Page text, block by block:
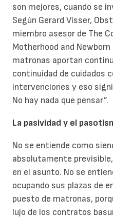
son mejores, cuando se
Según Gerard Visser,
miembro asesor de The
Motherhood and Newborn
matronas aportan
continuidad de cuidados
intervenciones y eso
No hay nada que pensar”.
La pasividad y el
No se entiende como
absolutamente
en el asunto. No se
ocupando sus plazas de
puesto de matronas,
lujo de los contratos